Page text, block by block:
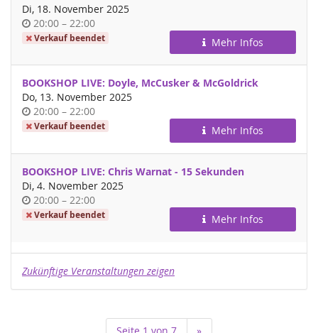
Di, 18. November 2025
Uhrzeit
20:00 –bis
22:00
Verkauf beendet Mehr Infos
BOOKSHOP LIVE: Doyle, McCusker & McGoldrick
Do, 13. November 2025
Uhrzeit
20:00 –bis
22:00
Verkauf beendet Mehr Infos
BOOKSHOP LIVE: Chris Warnat - 15 Sekunden
Di, 4. November 2025
Uhrzeit
20:00 –bis
22:00
Verkauf beendet Mehr Infos
Zukünftige Veranstaltungen zeigen
Seite 1 von 7 »